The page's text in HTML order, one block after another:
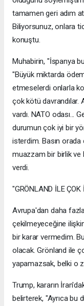
tamamen geri adım
Biliyorsunuz, onlara
konuştu.
Muhabirin, "İspanya
"Büyük miktarda
etmeselerdi onlarla
çok kötü davrandılar.
vardı. NATO odası...
durumun çok iyi bir
isterdim. Basın orada
muazzam bir birlik ve
verdi.
"GRÖNLAND İLE
Avrupa'dan daha
çekilmeyeceğine
bir karar vermedim.
olacak. Grönland ile
yapamazsak, belki o
Trump, kararın
belirterek, "Ayrıca bu